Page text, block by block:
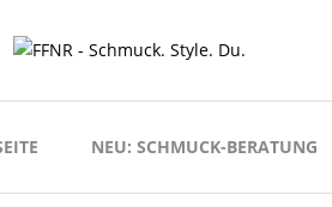
NEU: SCHMUCK-BERATUNG